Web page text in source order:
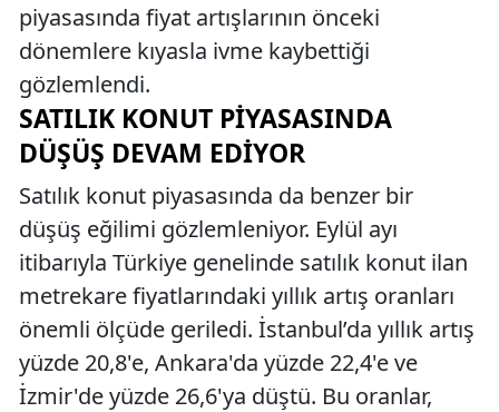
piyasasında fiyat artışlarının önceki
dönemlere kıyasla ivme kaybettiği
gözlemlendi.
SATILIK KONUT PIYASASINDA
DÜŞÜŞ DEVAM EDIYOR
Satılık konut piyasasında da benzer bir
düşüş eğilimi gözlemleniyor. Eylül ayı
itibarıyla Türkiye genelinde satılık konut ilan
metrekare fiyatlarındaki yıllık artış oranları
önemli ölçüde geriledi. İstanbul’da yıllık artış
yüzde 20,8'e, Ankara'da yüzde 22,4'e ve
İzmir'de yüzde 26,6'ya düştü. Bu oranlar,